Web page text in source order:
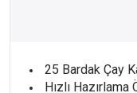
25 Bardak Çay
Hızlı